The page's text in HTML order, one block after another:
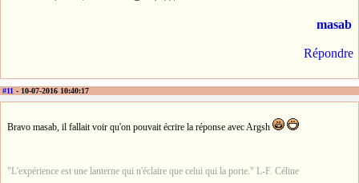
masab
Répondre
#11 - 10-07-2016 10:40:17
Bravo masab, il fallait voir qu'on pouvait écrire la réponse avec Argsh
"L'expérience est une lanterne qui n'éclaire que celui qui la porte." L-F. Céline